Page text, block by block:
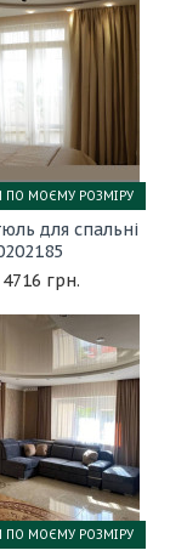
для спальні
4716 грн.
ПО МОЄМУ РОЗМІРУ
ПО МОЄМУ РОЗМІРУ